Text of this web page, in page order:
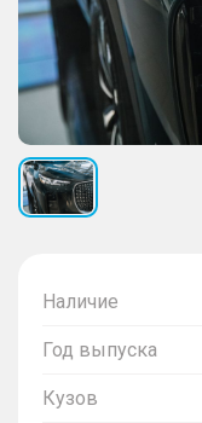
Наличие
Год выпуска
Кузов